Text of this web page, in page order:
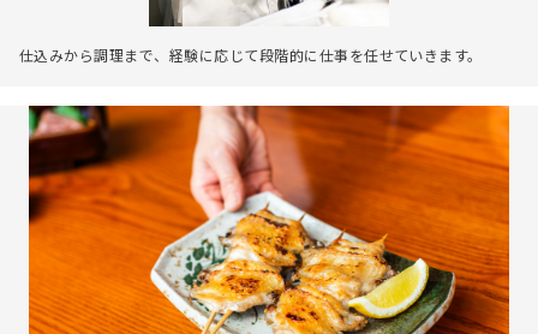
仕込みから調理まで、経験に応じて段階的に仕事を任せていきます。